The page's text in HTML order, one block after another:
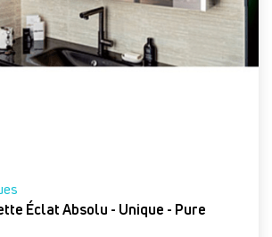
Armoire de toilette Éclat Absolu - Unique - Pure